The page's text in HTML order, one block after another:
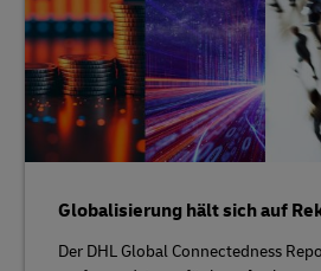
Globalisierung hält sich auf
Der DHL Global Connectedness